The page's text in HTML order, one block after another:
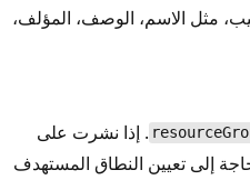
مثل الاسم، الوصف، المؤلف،
. إذا نشرت على
إلى تعيين النطاق المستهدف